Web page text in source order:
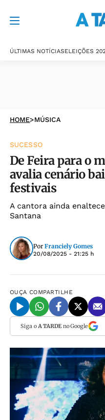
ÚLTIMAS NOTÍCIASELEIÇÕES
HOME>MÚSICA
SUCESSO
De Feira para o
avalia cenário
festivais
A cantora ainda
Santana
Por Franciely Gomes
20/08/2025 - 21:25 h
OUÇA COMPARTILHE
Siga o A TARDEno Google